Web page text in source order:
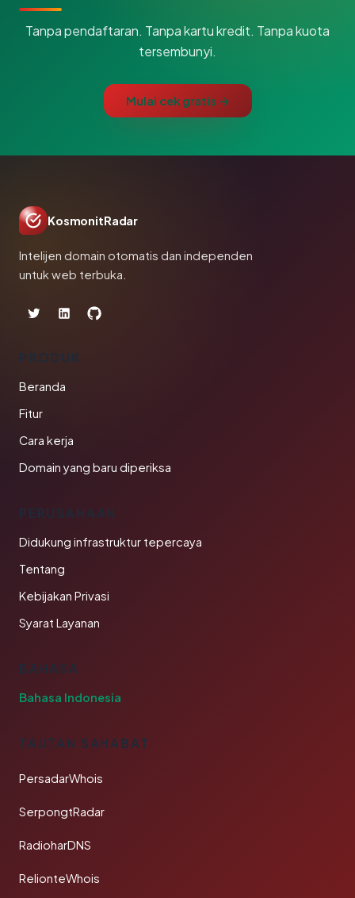
Tanpa pendaftaran. Tanpa kartu kredit. Tanpa kuota
tersembunyi.
Mulai cek gratis →
KosmonitRadar
Intelijen domain otomatis dan independen
untuk web terbuka.
PRODUK
Beranda
Fitur
Cara kerja
Domain yang baru diperiksa
PERUSAHAAN
Didukung infrastruktur tepercaya
Tentang
Kebijakan Privasi
Syarat Layanan
BAHASA
Bahasa Indonesia
TAUTAN SAHABAT
PersadarWhois
SerpongtRadar
RadioharDNS
RelionteWhois